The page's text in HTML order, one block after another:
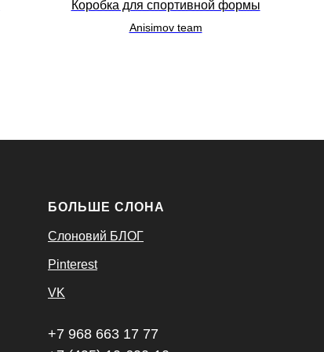
Коробка для спортивной формы
Anisimov team
БОЛЬШЕ СЛОНА
Слоновий БЛОГ
Pinterest
VK
+7 968 663 17 77